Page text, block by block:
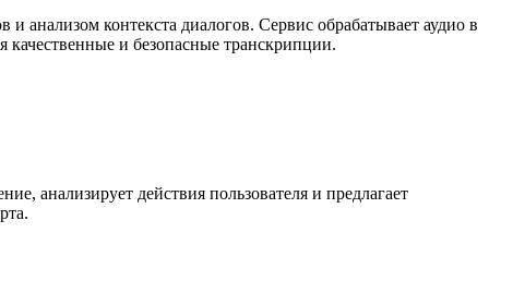
анализом контекста диалогов. Сервис обрабатывает аудио в
и безопасные транскрипции.
анализирует действия пользователя и предлагает